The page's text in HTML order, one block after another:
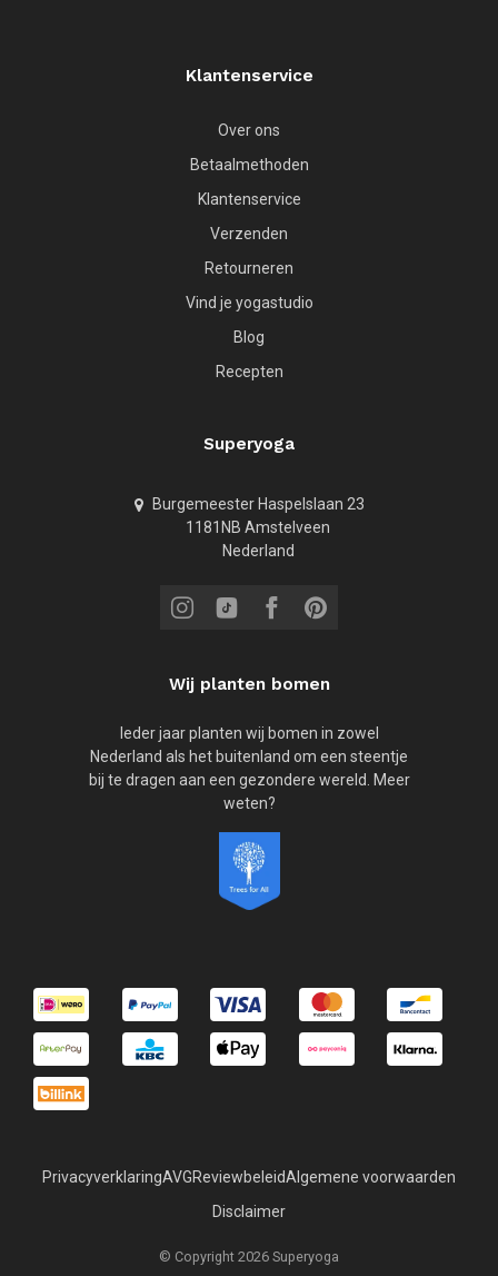
Klantenservice
Over ons
Betaalmethoden
Klantenservice
Verzenden
Retourneren
Vind je yogastudio
Blog
Recepten
Superyoga
Burgemeester Haspelslaan 23
1181NB Amstelveen
Nederland
Wij planten bomen
Ieder jaar planten wij bomen in zowel
Nederland als het buitenland om een steentje
bij te dragen aan een gezondere wereld. Meer
weten?
PrivacyverklaringAVGReviewbeleidAlgemene voorwaarden
Disclaimer
© Copyright 2026 Superyoga